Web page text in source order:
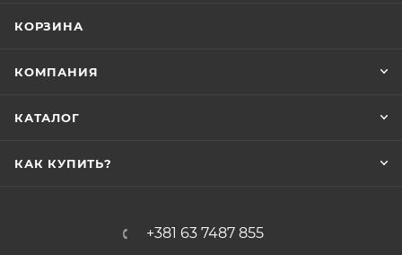
КОРЗИНА
КОМПАНИЯ
КАТАЛОГ
КАК КУПИТЬ?
+381 63 7487 855